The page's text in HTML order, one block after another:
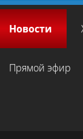
Новости
Прямой эфир